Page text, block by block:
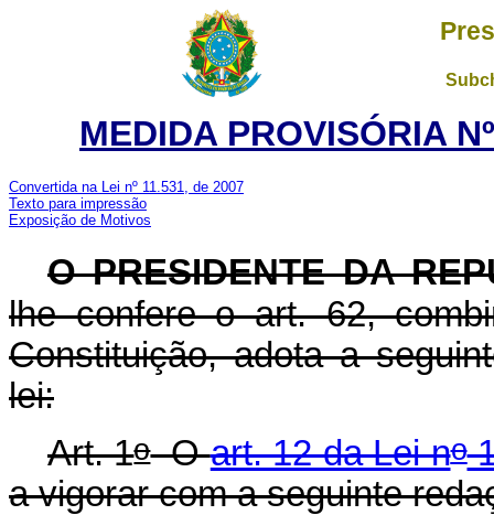
MEDIDA PROVISÓRIA
Convertida na Lei nº 11.531, de 2007
Texto para impressão
Exposição de Motivos
O PRESIDENTE DA
lhe confere o art. 62,
Constituição, adota a
lei:
Art. 1oOart. 12 da Lei no
a vigorar com a seguinte